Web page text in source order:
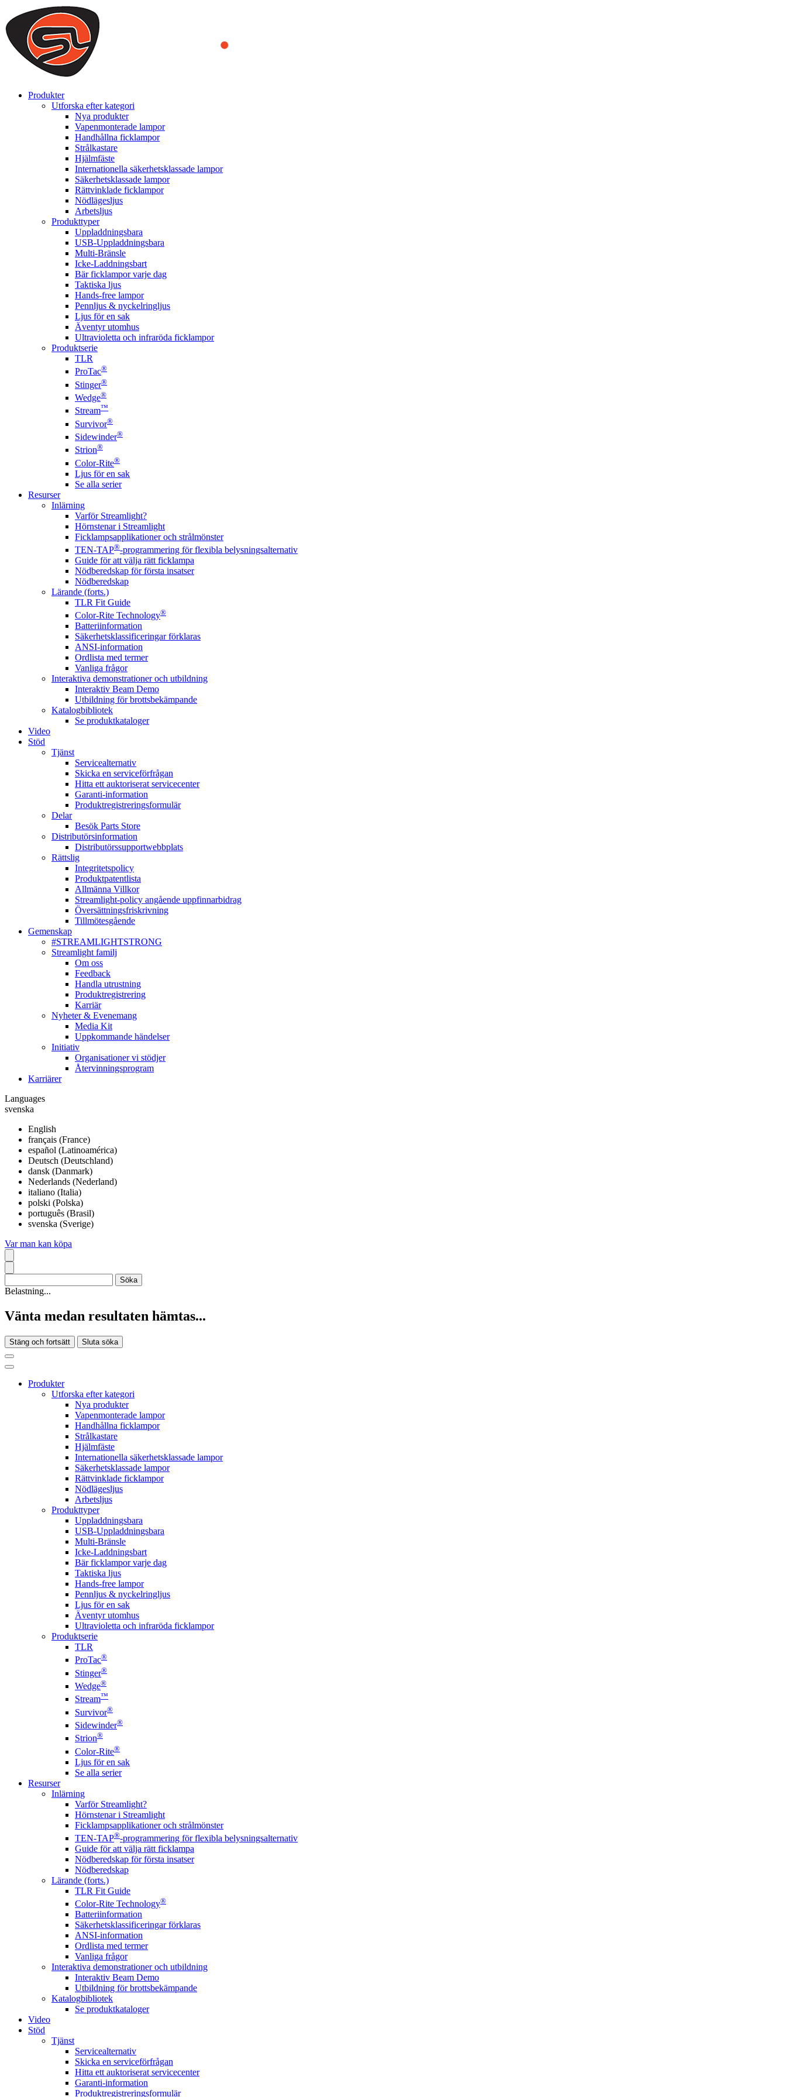
We use cookies to ensure that we provide you the best experience on our website. By continuing to browse this website, you accept that cookies are used to help us analyze how the website is used and to offer
you a better experience. To learn more or to find out how you can disable cookies, you can access our
ACCEPT AND CLOSE
Produkter
Utforska efter kategori
Nya produkter
Vapenmonterade lampor
Handhållna ficklampor
Strålkastare
Hjälmfäste
Internationella säkerhetsklassade lampor
Säkerhetsklassade lampor
Rättvinklade ficklampor
Nödlägesljus
Arbetsljus
Produkttyper
Uppladdningsbara
USB-Uppladdningsbara
Multi-Bränsle
Icke-Laddningsbart
Bär ficklampor varje dag
Taktiska ljus
Hands-free lampor
Pennljus & nyckelringljus
Ljus för en sak
Äventyr utomhus
Ultravioletta och infraröda ficklampor
Produktserie
TLR
ProTac®
Stinger®
Wedge®
Stream™
Survivor®
Sidewinder®
Strion®
Color-Rite®
Ljus för en sak
Se alla serier
Resurser
Inlärning
Varför Streamlight?
Hörnstenar i Streamlight
Ficklampsapplikationer och strålmönster
TEN-TAP®-programmering för flexibla belysningsalternativ
Guide för att välja rätt ficklampa
Nödberedskap för första insatser
Nödberedskap
Lärande (forts.)
TLR Fit Guide
Color-Rite Technology®
Batteriinformation
Säkerhetsklassificeringar förklaras
ANSI-information
Ordlista med termer
Vanliga frågor
Interaktiva demonstrationer och utbildning
Interaktiv Beam Demo
Utbildning för brottsbekämpande
Katalogbibliotek
Se produktkataloger
Video
Stöd
Tjänst
Servicealternativ
Skicka en serviceförfrågan
Hitta ett auktoriserat servicecenter
Garanti-information
Produktregistreringsformulär
Delar
Besök Parts Store
Distributörsinformation
Distributörssupportwebbplats
Rättslig
Integritetspolicy
Produktpatentlista
Allmänna Villkor
Streamlight-policy angående uppfinnarbidrag
Översättningsfriskrivning
Tillmötesgående
Gemenskap
#STREAMLIGHTSTRONG
Streamlight familj
Om oss
Feedback
Handla utrustning
Produktregistrering
Karriär
Nyheter & Evenemang
Media Kit
Uppkommande händelser
Initiativ
Organisationer vi stödjer
Återvinningsprogram
Karriärer
Languages
svenska
English
français (France)
español (Latinoamérica)
Deutsch (Deutschland)
dansk (Danmark)
Nederlands (Nederland)
italiano (Italia)
polski (Polska)
português (Brasil)
svenska (Sverige)
Var man kan köpa
Belastning...
Vänta medan resultaten hämtas...
Stäng och fortsätt Sluta söka
Produkter
Utforska efter kategori
Nya produkter
Vapenmonterade lampor
Handhållna ficklampor
Strålkastare
Hjälmfäste
Internationella säkerhetsklassade lampor
Säkerhetsklassade lampor
Rättvinklade ficklampor
Nödlägesljus
Arbetsljus
Produkttyper
Uppladdningsbara
USB-Uppladdningsbara
Multi-Bränsle
Icke-Laddningsbart
Bär ficklampor varje dag
Taktiska ljus
Hands-free lampor
Pennljus & nyckelringljus
Ljus för en sak
Äventyr utomhus
Ultravioletta och infraröda ficklampor
Produktserie
TLR
ProTac®
Stinger®
Wedge®
Stream™
Survivor®
Sidewinder®
Strion®
Color-Rite®
Ljus för en sak
Se alla serier
Resurser
Inlärning
Varför Streamlight?
Hörnstenar i Streamlight
Ficklampsapplikationer och strålmönster
TEN-TAP®-programmering för flexibla belysningsalternativ
Guide för att välja rätt ficklampa
Nödberedskap för första insatser
Nödberedskap
Lärande (forts.)
TLR Fit Guide
Color-Rite Technology®
Batteriinformation
Säkerhetsklassificeringar förklaras
ANSI-information
Ordlista med termer
Vanliga frågor
Interaktiva demonstrationer och utbildning
Interaktiv Beam Demo
Utbildning för brottsbekämpande
Katalogbibliotek
Se produktkataloger
Video
Stöd
Tjänst
Servicealternativ
Skicka en serviceförfrågan
Hitta ett auktoriserat servicecenter
Garanti-information
Produktregistreringsformulär